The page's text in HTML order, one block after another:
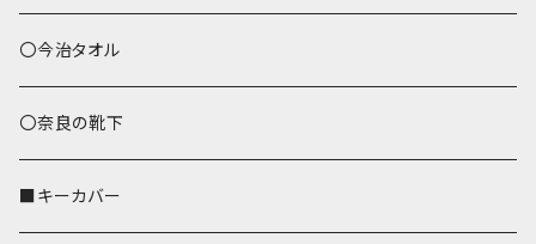
あずまバッグ
トートバッグ（L）
バッグインバッグ
シマエナガ
ハシビロコウ
オカメインコ
〇今治タオル
〇奈良の靴下
■キーカバー